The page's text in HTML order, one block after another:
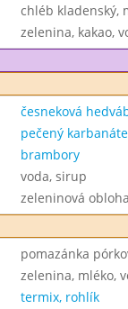
chléb kladenský,
zelenina, kakao,
česneková
pečený
brambory
voda, sirup
zeleninová
pomazánka
zelenina, mléko,
termix, rohlík